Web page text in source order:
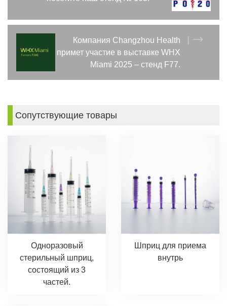
Компания Changzhou Health
примет участие в выставке WHX
Miami 2025 – стенд F77.
Сопутствующие товары
Одноразовый
стерильный шприц,
состоящий из 3
частей.
Шприц для приема
внутрь